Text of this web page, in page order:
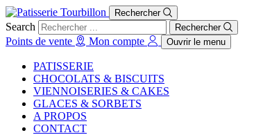
Rechercher
Search Rechercher
Points de vente Mon compte Ouvrir le menu
PATISSERIE
CHOCOLATS & BISCUITS
VIENNOISERIES & CAKES
GLACES & SORBETS
A PROPOS
CONTACT